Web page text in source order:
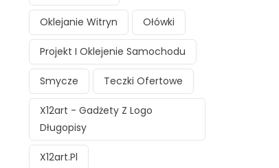
Oklejanie Witryn Ołówki
Projekt I Oklejenie Samochodu
Smycze Teczki Ofertowe
X12art - Gadżety Z Logo
Długopisy
X12art.pl